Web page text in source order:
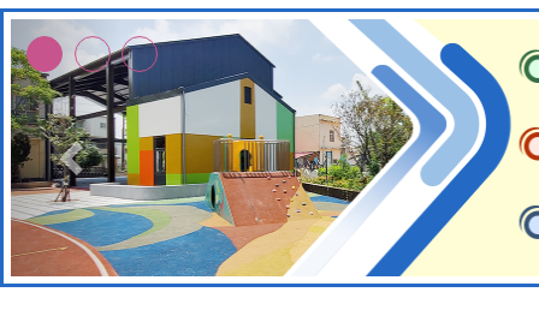
轉知經濟部水利署委託